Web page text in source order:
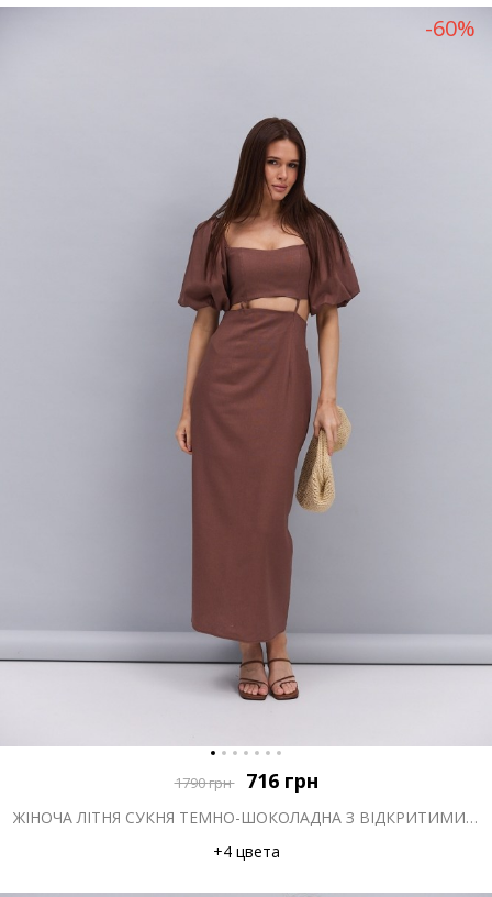
-60%
1790грн 716 грн
ЖІНОЧА ЛІТНЯ СУКНЯ ТЕМНО-ШОКОЛАДНА З ВІДКРИТИМИ ПЛЕЧИМА ТА ВИРІЗОМ НА ТАЛІЇ
+4 цвета